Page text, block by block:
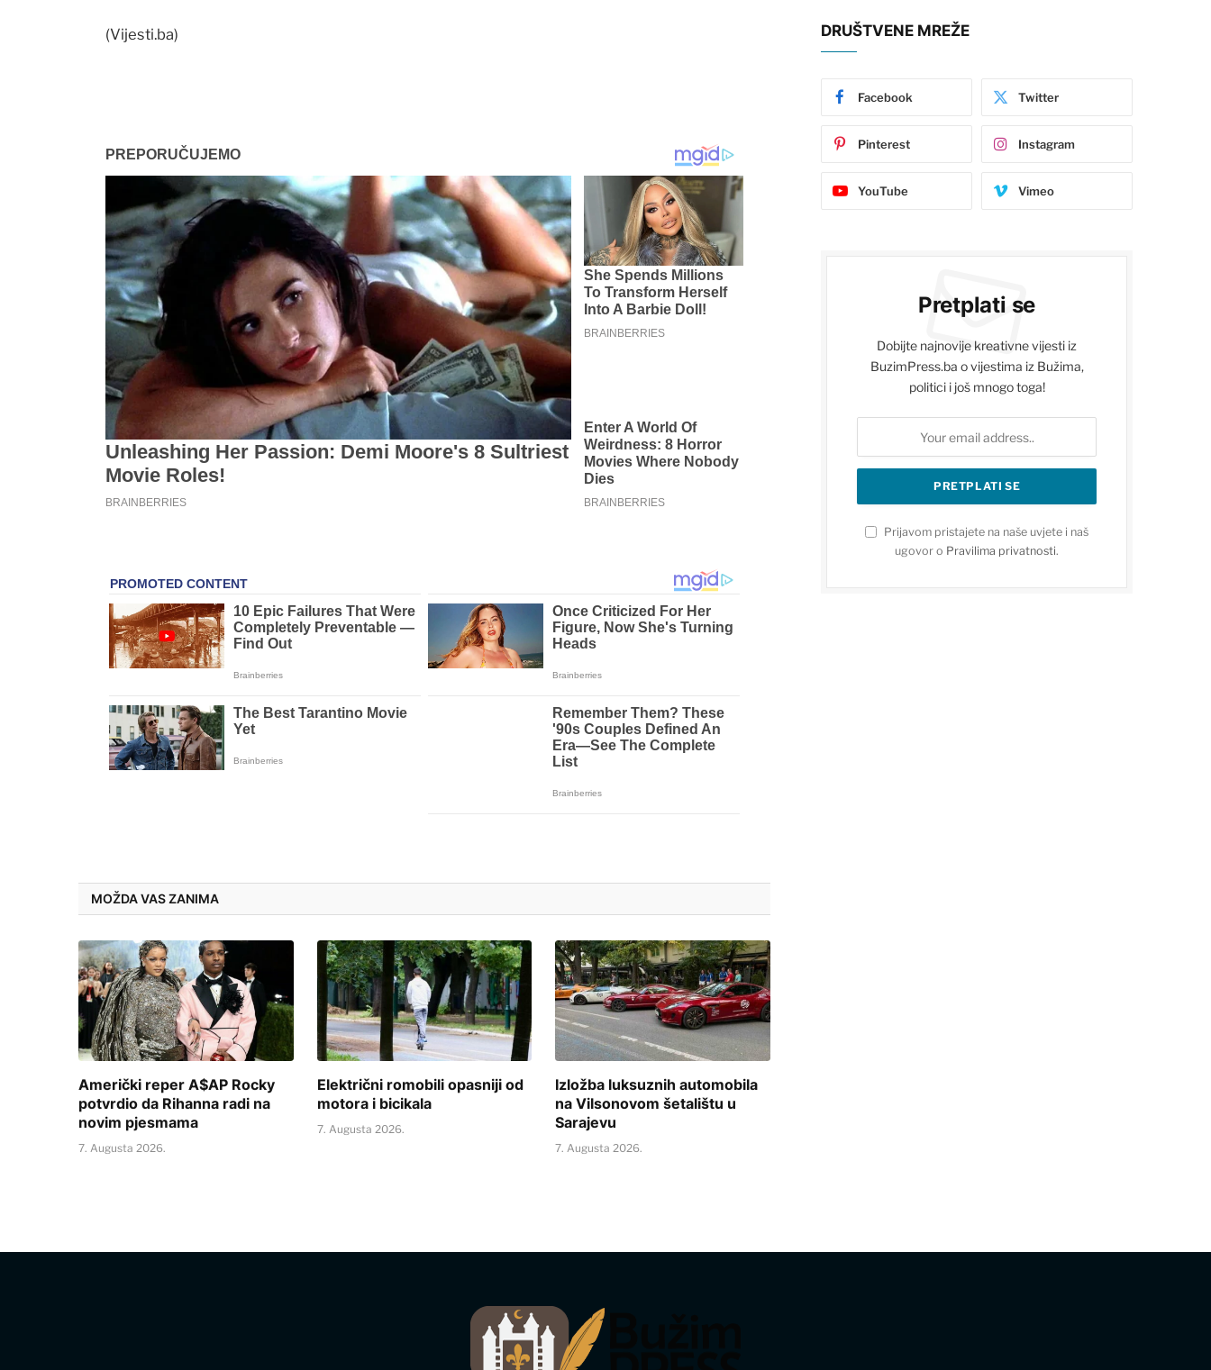
(Vijesti.ba)
MOŽDA VAS ZANIMA
Američki reper A$AP Rocky
potvrdio da Rihanna radi na
novim pjesmama
7. Augusta 2026.
Električni romobili opasniji od
motora i bicikala
7. Augusta 2026.
Izložba luksuznih automobila
na Vilsonovom šetalištu u
Sarajevu
7. Augusta 2026.
DRUŠTVENE MREŽE
Facebook Twitter
Pinterest Instagram
YouTube Vimeo
Pretplati se
Dobijte najnovije kreativne vijesti iz
BuzimPress.ba o vijestima iz Bužima,
politici i još mnogo toga!
Prijavom pristajete na naše uvjete i naš
ugovor o Pravilima privatnosti.